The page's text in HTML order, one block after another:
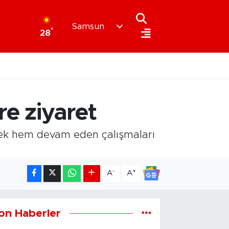
28°
Samsun
ziyaret
hem devam eden çalışmaları
A- A+
Haberler